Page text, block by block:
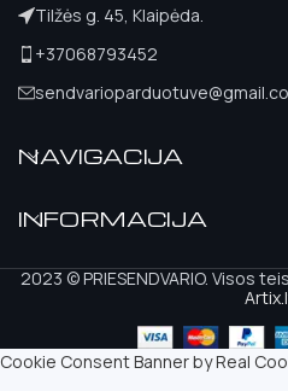
Tilžės g. 45, Klaipėda.
+37068793452
NAVIGACIJA
INFORMACIJA
2023 © PRIESENDVARIO. Visos
Cookie Consent Banner by Real